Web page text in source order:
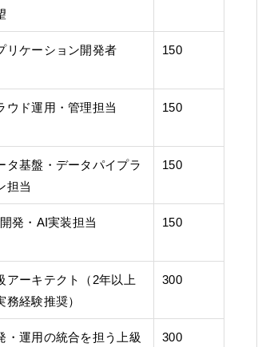
リケーション開発者 150
ウド運用・管理担当 150
タ基盤・データパイプラ
担当
150
発・AI実装担当 150
アーキテクト（2年以上
務経験推奨）
300
・運用の統合を担う上級 300